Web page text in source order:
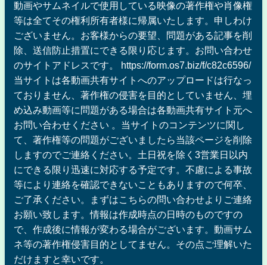
動画やサムネイルで使用している映像の著作権や肖像権
等は全てその権利所有者様に帰属いたします。申しわけ
ございません。お客様からの要望、問題がある記事を削
除、送信防止措置にできる限り応じます。お問い合わせ
のサイトアドレスです。 https://form.os7.biz/f/c82c6596/
当サイトは各動画共有サイトへのアップロードは行なっ
ておりません、著作権の侵害を目的としていません、埋
め込み動画等に問題がある場合は各動画共有サイト元へ
お問い合わせください 。当サイトのコンテンツに関し
て、著作権等の問題がございましたら当該ページを削除
しますのでご連絡ください。土日祝を除く3営業日以内
にできる限り迅速に対応する予定です。不慮による事故
等により連絡を確認できないこともありますので何卒、
ご了承ください。まずはこちらの問い合わせよりご連絡
お願い致します。情報は作成時点の日時のものですの
で、作成後に情報が変わる場合がございます。動画サム
ネ等の著作権侵害目的としてません。その点ご理解いた
だけますと幸いです。